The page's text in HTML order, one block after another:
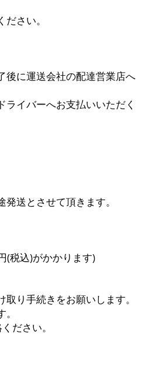
さい。
後に運送会社の配達営業店へ
イバーへお支払いいただく
送とさせて頂きます。
(税込)がかかります)
り手続きをお願いします。
ださい。